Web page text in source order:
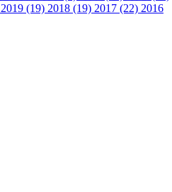
2019 (19) 2018 (19) 2017 (22) 2016